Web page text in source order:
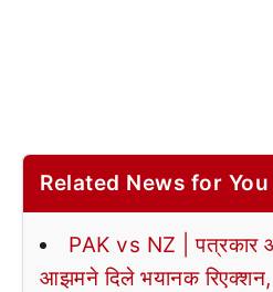
Related News for You
PAK vs NZ | पत्रकार
आझमने दिले भयानक रिएक्शन,